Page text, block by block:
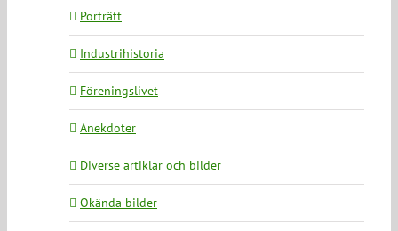
Porträtt
Industrihistoria
Föreningslivet
Anekdoter
Diverse artiklar och bilder
Okända bilder